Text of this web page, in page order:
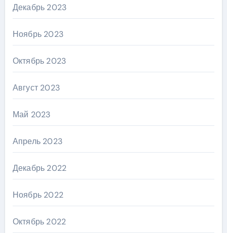
Декабрь 2023
Ноябрь 2023
Октябрь 2023
Август 2023
Май 2023
Апрель 2023
Декабрь 2022
Ноябрь 2022
Октябрь 2022